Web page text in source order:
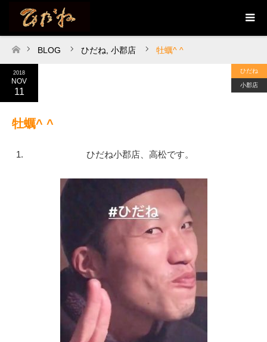
ホーム
BLOG ひだね 小郡店 牡蠣^ ^
2018
NOV
11
ひだね
小郡店
牡蠣^ ^
ひだね小郡店、高松です。